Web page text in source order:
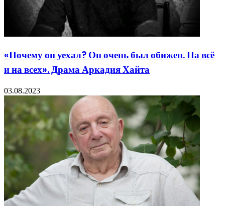
«Почему он уехал? Он очень был обижен. На всё
и на всех». Драма Аркадия Хайта
03.08.2023